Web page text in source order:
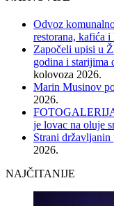
Odvoz
restorana, kafića i
Započeli upisi u
godina i starijima
kolovoza 2026.
Marin Musinov
2026.
je lovac na oluje
Strani državljanin
2026.
NAJČITANIJE